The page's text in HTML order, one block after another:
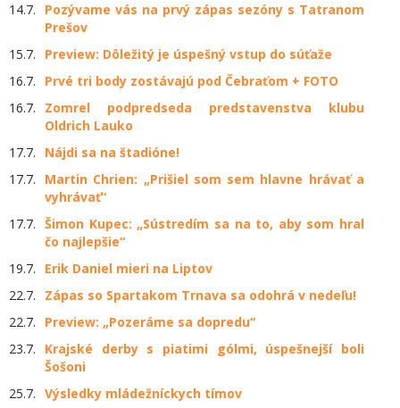
14.7.
Pozývame vás na prvý zápas sezóny s Tatranom
Prešov
15.7.
Preview: Dôležitý je úspešný vstup do súťaže
16.7.
Prvé tri body zostávajú pod Čebraťom + FOTO
16.7.
Zomrel podpredseda predstavenstva klubu
Oldrich Lauko
17.7.
Nájdi sa na štadióne!
17.7.
Martin Chrien: „Prišiel som sem hlavne hrávať a
vyhrávať“
17.7. Šimon Kupec: „Sústredím sa na to, aby som hral
čo najlepšie“
19.7.
Erik Daniel mieri na Liptov
22.7.
Zápas so Spartakom Trnava sa odohrá v nedeľu!
22.7.
Preview: „Pozeráme sa dopredu“
23.7.
Krajské derby s piatimi gólmi, úspešnejší boli
Šošoni
25.7. Výsledky mládežníckych tímov